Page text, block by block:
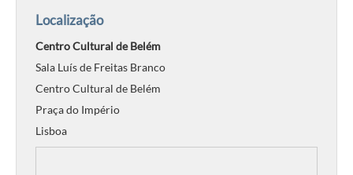
Localização
Centro Cultural de Belém
Sala Luís de Freitas Branco
Centro Cultural de Belém
Praça do Império
Lisboa